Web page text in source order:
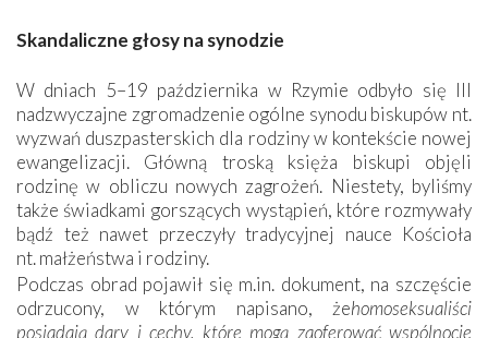
Skandaliczne głosy na synodzie
W dniach 5–19 października w Rzymie odbyło się III
nadzwyczajne zgromadzenie ogólne synodu biskupów nt.
wyzwań duszpasterskich dla rodziny w kontekście nowej
ewangelizacji. Główną troską księża biskupi objęli
rodzinę w obliczu nowych zagrożeń. Niestety, byliśmy
także świadkami gorszących wystąpień, które rozmywały
bądź też nawet przeczyły tradycyjnej nauce Kościoła
nt. małżeństwa i rodziny.
Podczas obrad pojawił się m.in. dokument, na szczęście
odrzucony, w którym napisano, żehomoseksualiści
posiadają dary i cechy, które mogą zaoferować wspólnocie